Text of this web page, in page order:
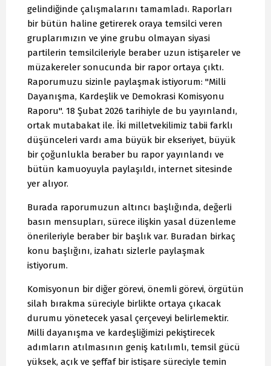
gelindiğinde çalışmalarını tamamladı. Raporları
bir bütün haline getirerek oraya temsilci veren
gruplarımızın ve yine grubu olmayan siyasi
partilerin temsilcileriyle beraber uzun istişareler ve
müzakereler sonucunda bir rapor ortaya çıktı.
Raporumuzu sizinle paylaşmak istiyorum: "Milli
Dayanışma, Kardeşlik ve Demokrasi Komisyonu
Raporu". 18 Şubat 2026 tarihiyle de bu yayınlandı,
ortak mutabakat ile. İki milletvekilimiz tabii farklı
düşünceleri vardı ama büyük bir ekseriyet, büyük
bir çoğunlukla beraber bu rapor yayınlandı ve
bütün kamuoyuyla paylaşıldı, internet sitesinde
yer alıyor.
Burada raporumuzun altıncı başlığında, değerli
basın mensupları, sürece ilişkin yasal düzenleme
önerileriyle beraber bir başlık var. Buradan birkaç
konu başlığını, izahatı sizlerle paylaşmak
istiyorum.
Komisyonun bir diğer görevi, önemli görevi, örgütün
silah bırakma süreciyle birlikte ortaya çıkacak
durumu yönetecek yasal çerçeveyi belirlemektir.
Milli dayanışma ve kardeşliğimizi pekiştirecek
adımların atılmasının geniş katılımlı, temsil gücü
yüksek, açık ve şeffaf bir istişare süreciyle temin